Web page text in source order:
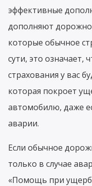
эффективные
дополняют
которые обычное
сути, это
страхования у вас
которая покроет
автомобилю, даже
аварии.
Если обычное
только в случае
«Помощь при